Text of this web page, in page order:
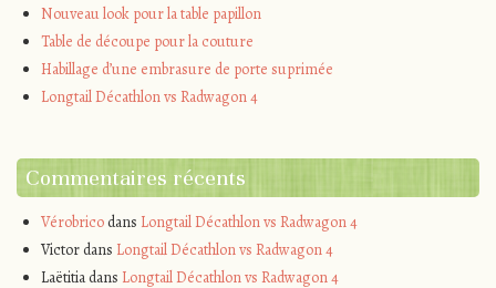
Nouveau look pour la table papillon
Table de découpe pour la couture
Habillage d’une embrasure de porte suprimée
Longtail Décathlon vs Radwagon 4
Commentaires récents
Vérobricodans Longtail Décathlon vs Radwagon 4
Victordans Longtail Décathlon vs Radwagon 4
Laëtitiadans Longtail Décathlon vs Radwagon 4